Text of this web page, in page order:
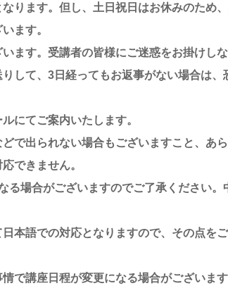
ります。但し、土日祝日はお休みのため
ます。
ます。受講者の皆様にご迷惑をお掛けし
して、3日経ってもお返事がない場合は、
にてご案内いたします。
で出られない場合もございますこと、あ
できません。
る場合がございますのでご了承ください
本語での対応となりますので、その点を
で講座日程が変更になる場合がございます